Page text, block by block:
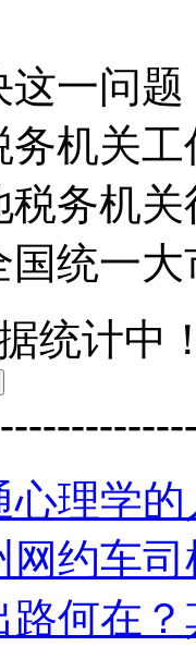
题，
务机关
务机
统一
统计中
心理学
网约车
路何在